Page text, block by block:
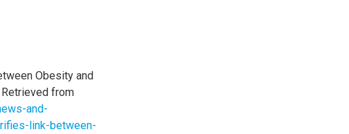
Obesity and
Retrieved from
and-
link-between-